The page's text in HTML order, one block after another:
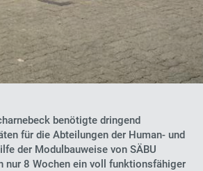
benötigte dringend
für die Abteilungen der Human- und
der Modulbauweise von SÄBU
nur 8 Wochen ein voll funktionsfähiger